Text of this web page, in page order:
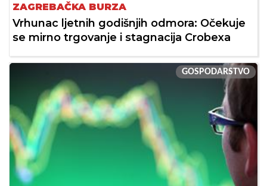
ZAGREBAČKA BURZA
Vrhunac ljetnih godišnjih odmora: Očekuje
se mirno trgovanje i stagnacija Crobexa
GOSPODARSTVO